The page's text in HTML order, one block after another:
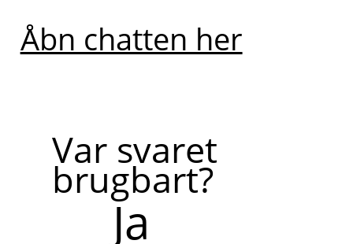
Åbn chatten her
Var svaret
brugbart?
Ja